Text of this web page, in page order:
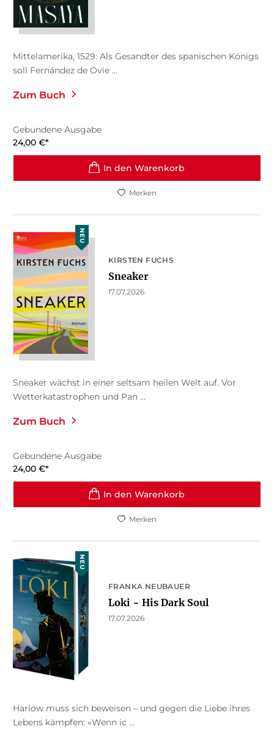
Mittelamerika, 1529: Als Gesandter des spanischen Königs
soll Fernández de Ovie ...
Zum Buch
Gebundene Ausgabe
24,00 €*
In den Warenkorb
Merken
NEU
KIRSTEN FUCHS
Sneaker
17.07.2026
Sneaker wächst in einer seltsam heilen Welt auf. Vor
Wetterkatastrophen und Pan ...
Zum Buch
Gebundene Ausgabe
24,00 €*
In den Warenkorb
Merken
NEU
FRANKA NEUBAUER
Loki − His Dark Soul
17.07.2026
Harlow muss sich beweisen – und gegen die Liebe ihres
Lebens kämpfen: «Wenn ic ...